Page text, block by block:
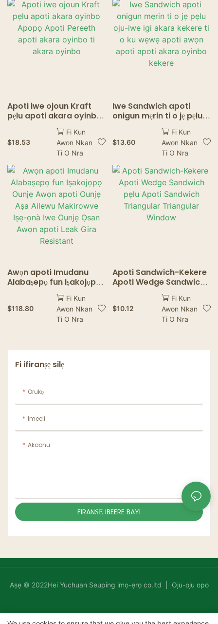
Apoti iwe ojoun Kraft
pẹlu apoti akara oyinbo
Apopọ Apoti Pereeth
apoti akara oyinbo ti
akara oyinbo
$18.53
Fi Kun
Awon Nkan
Ti O Nra
Iwe Sandwich apoti
onigun mẹrin ti o jẹ pẹlu
oju-iwe igi akara kekere
ti o ku wẹwẹ apoti awọn
apoti apoti akara
oyinbo kekere
$13.60
Fi Kun
Awon Nkan
Ti O Nra
Awọn apoti Imudanu
Alabaṣepọ fun Iṣakojọpọ
Ounjẹ Awọn apoti Ounjẹ
Aṣa Ailewu Makirowve
Iṣẹ-ọnà Iwe Ounjẹ Ọsan
Awọn apoti Leak Gira
$118.80
Fi Kun
Awon Nkan
Ti O Nra
Apoti Sandwich-Kekere
Apoti Wedge Sandwich
pẹlu Apoti Sandwich
Triangular Triangular
Window
$10.12
Fi Kun
Awon Nkan
Ti O Nra
Fi ifiranṣẹ silẹ
Orukọ
Imeeli
Akoonu
FIRANṢẸ IBEERE BAYI
Aṣẹ © 2022Hei Yuchuan Seuping imọ-ẹrọ co.ltd | Oju-oju opo